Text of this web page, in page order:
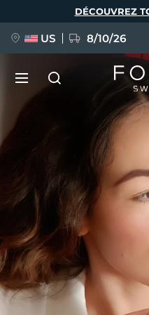
DÉCOUVREZ
US 8/10/26
FAQ™ Pure Beauty-
BREAKING NEWS
issa™ Teeth
Langue
English
Français
Polski
Türkçe
简体中文